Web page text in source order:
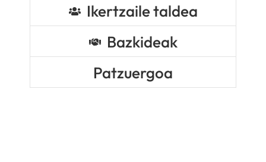
Ikertzaile taldea
Bazkideak
Patzuergoa